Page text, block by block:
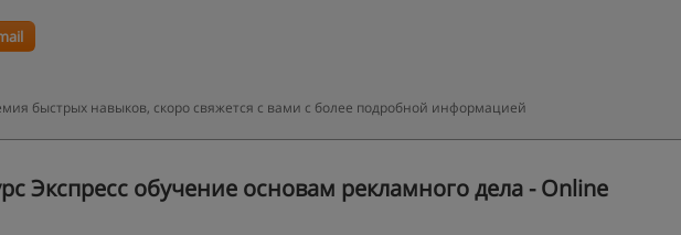
быстрых навыков, скоро свяжется с вами с более подробной информацией
Экспресс обучение основам рекламного дела - Online